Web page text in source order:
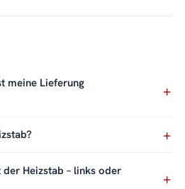
meine Lieferung
Heizstab – links oder